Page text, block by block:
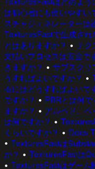
は初心者にも使いやすい
スチャジェネレーターは
TexturesFastで生成され
とはありますか？ • テク
支払いプロセスは安全で
きますか？ • サブスクリ
うすればよいですか？ •
るにはどうすればよいで
ですか？ • PBRとは何
ますか？ • アルベド、ベ
は何ですか？ •
くらいですか？ • Does
• TexturesFastは
か？ • TexturesFastは
• TexturesFastはゲーム